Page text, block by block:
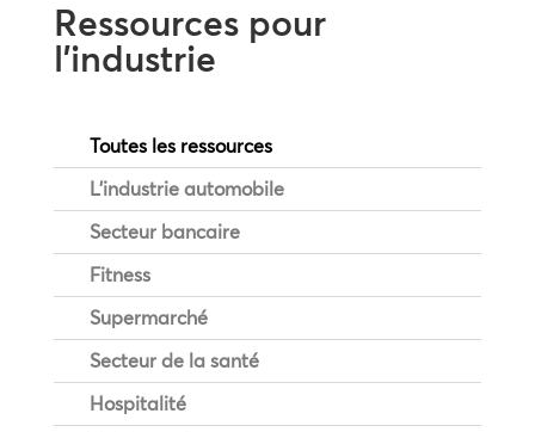
Ressources pour
l’industrie
Toutes les ressources
L'industrie automobile
Secteur bancaire
Fitness
Supermarché
Secteur de la santé
Hospitalité